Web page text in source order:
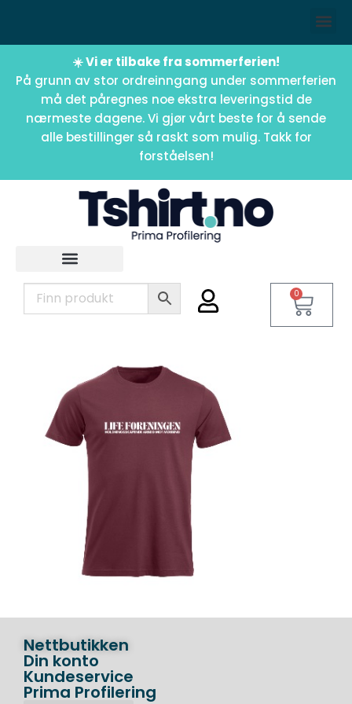
☀️ Vi er tilbake fra sommerferien!
På grunn av stor ordreinngang under sommerferien
må det påregnes noe ekstra leveringstid de
nærmeste dagene. Vi gjør vårt beste for å sende
alle bestillinger så raskt som mulig. Takk for
forståelsen!
0
Nettbutikken
Din konto
Kundeservice
Prima Profilering